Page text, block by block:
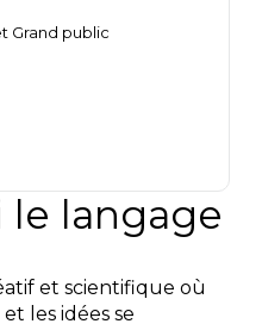
Grand public
le langage
et scientifique où
les idées se